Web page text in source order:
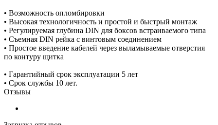
• Возможность опломбировки
• Высокая технологичность и простой и быстрый монтаж
• Регулируемая глубина DIN для боксов встраиваемого типа
• Съемная DIN рейка с винтовым соединением
• Простое введение кабелей через выламываемые отверстия
по контуру щитка
• Гарантийный срок эксплуатации 5 лет
• Срок службы 10 лет.
Отзывы